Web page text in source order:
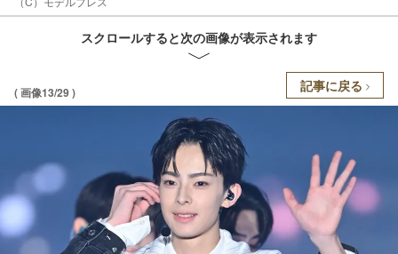
スクロールすると次の画像が表示されます
( 画像13/29 ) 記事に戻る